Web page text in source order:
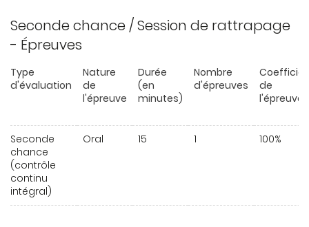
Seconde chance / Session de rattrapage
- Épreuves
Type
d'évaluation
Nature
de
l'épreuve
Durée
(en
minutes)
Nombre
d'épreuves
de
l'épreuve
Seconde
chance
(contrôle
continu
intégral)
Oral 15 1 100%